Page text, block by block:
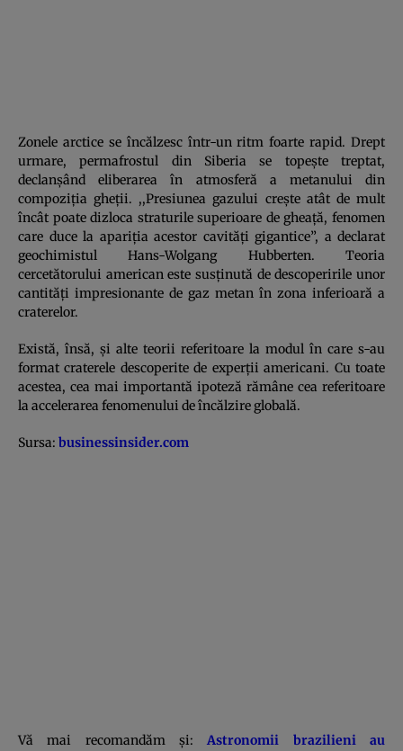
Zonele arctice se încălzesc într-un ritm foarte rapid. Drept
urmare, permafrostul din Siberia se topeşte treptat,
declanşând eliberarea în atmosferă a metanului din
compoziţia gheţii. ,,Presiunea gazului creşte atât de mult
încât poate dizloca straturile superioare de gheaţă, fenomen
care duce la apariţia acestor cavităţi gigantice”, a declarat
geochimistul Hans-Wolgang Hubberten. Teoria
cercetătorului american este susţinută de descoperirile unor
cantităţi impresionante de gaz metan în zona inferioară a
craterelor.
Există, însă, şi alte teorii referitoare la modul în care s-au
format craterele descoperite de experţii americani. Cu toate
acestea, cea mai importantă ipoteză rămâne cea referitoare
la accelerarea fenomenului de încălzire globală.
Sursa: businessinsider.com
Vă mai recomandăm şi:Astronomii brazilieni au